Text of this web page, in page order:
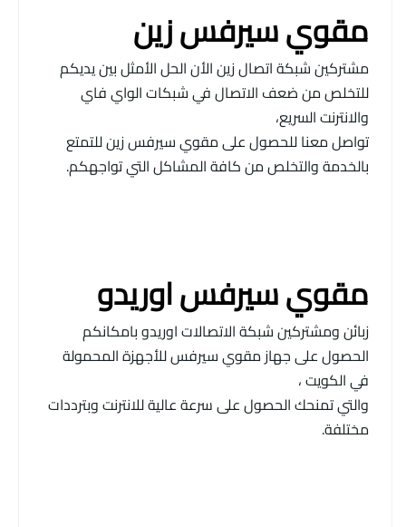
مقوي سيرفس زين
مشتركين شبكة اتصال زين الأن الحل الأمثل بين يديكم
للتخلص من ضعف الاتصال في شبكات الواي فاي
والانترنت السريع،
تواصل معنا للحصول على مقوي سيرفس زين للتمتع
بالخدمة والتخلص من كافة المشاكل التي تواجهكم.
مقوي سيرفس اوريدو
زبائن ومشتركين شبكة الاتصالات اوريدو بامكانكم
الحصول على جهاز مقوي سيرفس للأجهزة المحمولة
في الكويت ،
والتي تمنحك الحصول على سرعة عالية للانترنت وبترددات
مختلفة.